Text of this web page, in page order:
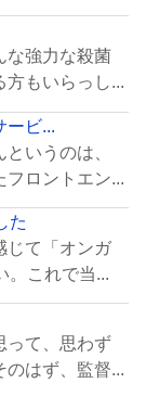
な強力な殺菌
方もいらっし...
ービ...
いうのは、
フロントエン...
た
じて「オンガ
。これで当...
って、思わず
のはず、監督...